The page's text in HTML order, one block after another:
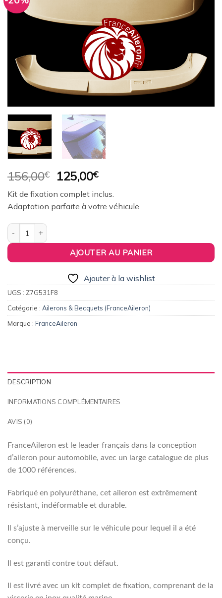
Ajouter
à la
156,00€
Le
initial
était :
125,00€Le
prix
actuel
est :
Kit de fixation complet inclus.
Adaptation parfaite à votre véhicule.
quantité de Aileron / Becquet #2 pour BMW Série 1 E81/E87
AJOUTER AU PANIER
Ajouter à la wishlist
UGS : Z7G531F8
Catégorie : Ailerons & Becquets (FranceAileron)
Marque : FranceAileron
DESCRIPTION
INFORMATIONS COMPLÉMENTAIRES
AVIS (0)
FranceAileron est le leader français dans la conception
d’aileron pour automobile, avec un large catalogue de plus
de 1000 références.
Fabriqué en polyuréthane, cet aileron est extrêmement
résistant, indéformable et durable.
Il s’ajuste à merveille sur le véhicule pour lequel il a été
conçu.
Il est garanti contre tout défaut.
Il est livré avec un kit complet de fixation, comprenant de la